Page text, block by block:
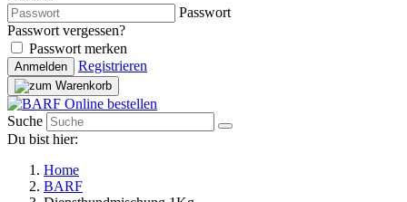
Passwort
Passwort vergessen?
Passwort merken
Anmelden Registrieren
Suche
Du bist hier:
Home
BARF